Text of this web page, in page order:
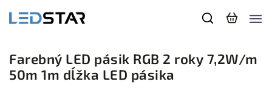
Farebný LED pásik RGB 2 roky 7,2W/m
50m 1m dĺžka LED pásika